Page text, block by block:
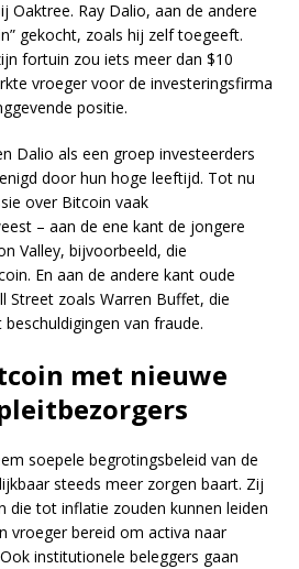
Oaktree. Ray Dalio, aan de andere
gekocht, zoals hij zelf toegeeft.
fortuin zou iets meer dan $10
vroeger voor de investeringsfirma
positie.
Dalio als een groep investeerders
door hun hoge leeftijd. Tot nu
over Bitcoin vaak
– aan de ene kant de jongere
Valley, bijvoorbeeld, die
En aan de andere kant oude
Street zoals Warren Buffet, die
van fraude.
met nieuwe
soepele begrotingsbeleid van de
steeds meer zorgen baart. Zij
die tot inflatie zouden kunnen leiden
vroeger bereid om activa naar
institutionele beleggers gaan